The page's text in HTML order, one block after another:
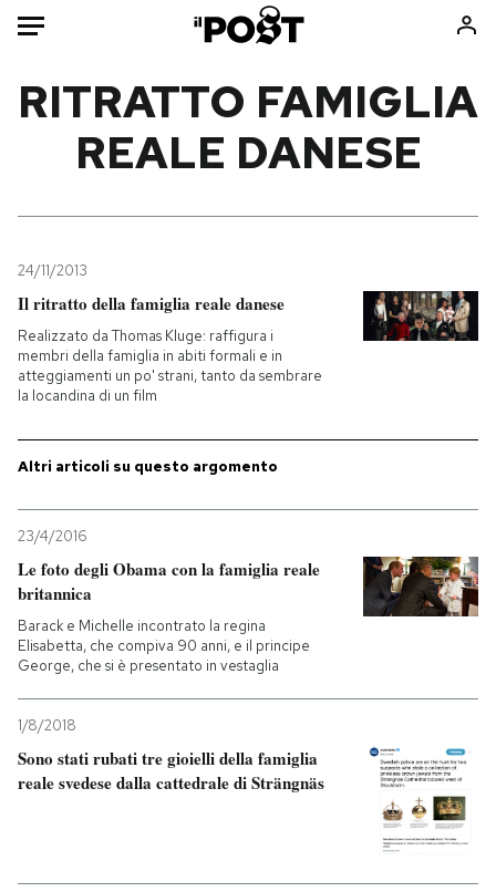
HOME
Mondo
Tecnologia
Internet
Scienza
Cultura
Sport
Libri
Ok Boomer!
Europa
Mondiali calcio 2026
PODCAST
SHOP
RITRATTO FAMIGLIA
REALE DANESE
24/11/2013
Il ritratto della famiglia reale danese
Realizzato da Thomas Kluge: raffigura i
membri della famiglia in abiti formali e in
atteggiamenti un po' strani, tanto da sembrare
la locandina di un film
Altri articoli su questo argomento
23/4/2016
Le foto degli Obama con la famiglia reale
britannica
Barack e Michelle incontrato la regina
Elisabetta, che compiva 90 anni, e il principe
George, che si è presentato in vestaglia
1/8/2018
Sono stati rubati tre gioielli della famiglia
reale svedese dalla cattedrale di Strängnäs